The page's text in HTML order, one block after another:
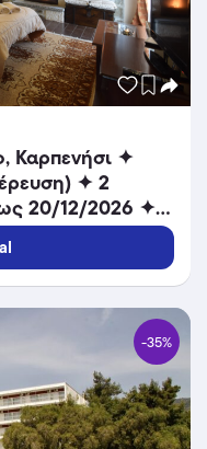
Καρπενήσι ✦
✦ 2
20/12/2026 ✦
-35%